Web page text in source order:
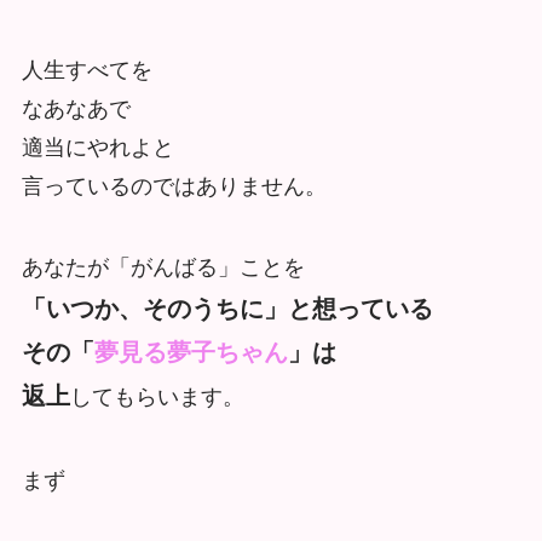
人生すべてを
なあなあで
適当にやれよと
言っているのではありません。
あなたが「がんばる」ことを
「いつか、そのうちに」と想っている
その「 夢見る夢子ちゃん」は
返上してもらいます。
まず